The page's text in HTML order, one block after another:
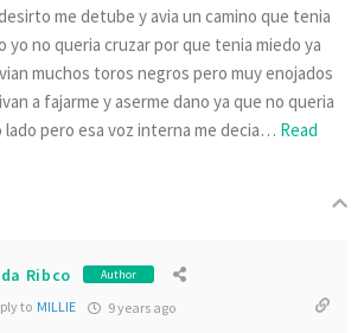
me detube y avia un camino que tenia
yo no queria cruzar por que tenia miedo ya
muchos toros negros pero muy enojados
a fajarme y aserme dano ya que no queria
pero esa voz interna me decia… Read
Ribco Author
to MILLIE 9 years ago